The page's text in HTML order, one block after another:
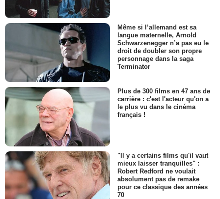
Même si l’allemand est sa
langue maternelle, Arnold
Schwarzenegger n’a pas eu le
droit de doubler son propre
personnage dans la saga
Terminator
Plus de 300 films en 47 ans de
carrière : c'est l'acteur qu'on a
le plus vu dans le cinéma
français !
"Il y a certains films qu'il vaut
mieux laisser tranquilles" :
Robert Redford ne voulait
absolument pas de remake
pour ce classique des années
70